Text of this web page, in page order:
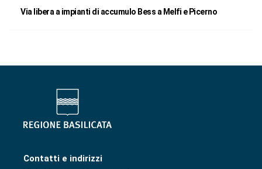
Via libera a impianti di accumulo Bess a Melfi e Picerno
Contatti e indirizzi